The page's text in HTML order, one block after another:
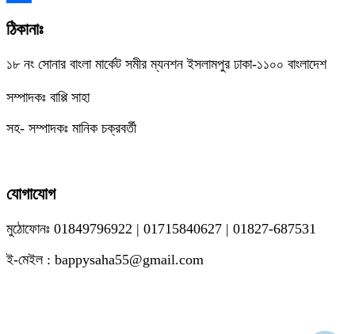
Link
Share
ঠিকানাঃ
১৮ নং সোনার বাংলা মার্কেট সমীর ম্যনশন ইসলামপুর ঢাকা-১১০০ বাংলাদেশ
সম্পাদকঃ বাপ্পি সাহা
সহ- সম্পাদকঃ মানিক চক্রবর্তী
যোগাযোগ
মুঠোফোনঃ 01849796922 | 01715840627 | 01827-687531
ই-মেইল : bappysaha55@gmail.com